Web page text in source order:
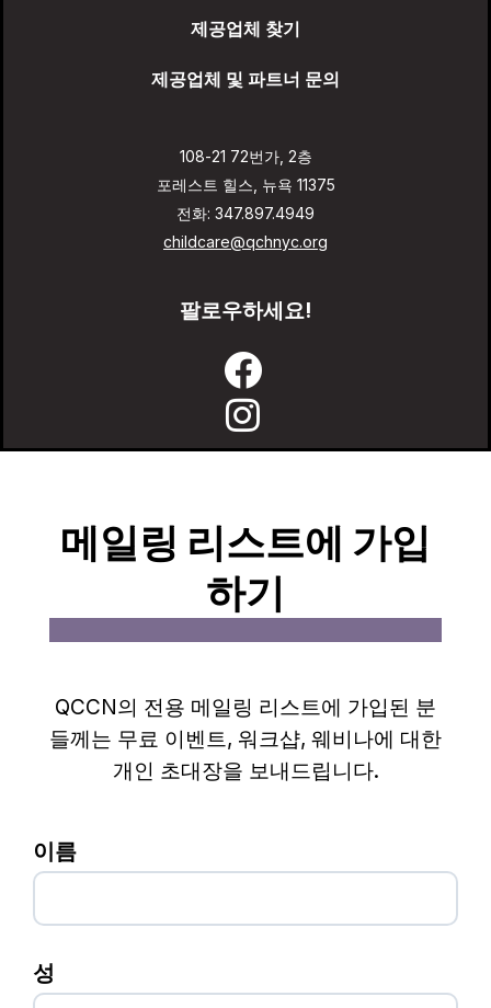
제공업체 찾기
제공업체 및 파트너 문의
108-21 72번가, 2층
포레스트 힐스, 뉴욕 11375
전화: 347.897.4949
childcare@qchnyc.org
팔로우하세요!
메일링 리스트에 가입
하기
QCCN의 전용 메일링 리스트에 가입된 분
들께는 무료 이벤트, 워크샵, 웨비나에 대한
개인 초대장을 보내드립니다.
이름
성